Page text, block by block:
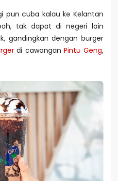
pun cuba kalau ke Kelantan
tak dapat di negeri lain
gandingkan dengan burger
di cawanganPintu Geng,